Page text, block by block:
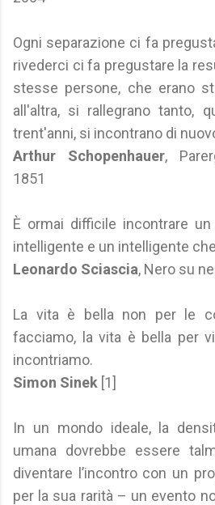
Ogni separazione ci fa
rivederci ci fa pregustare la
stesse persone, che erano
all'altra, si rallegrano tanto,
trent'anni, si incontrano di
Arthur Schopenhauer,
1851
È ormai difficile incontrare
intelligente e un intelligente
Leonardo Sciascia, Nero su
La vita è bella non per le
facciamo, la vita è bella per
incontriamo.
Simon Sinek [1]
In un mondo ideale, la
umana dovrebbe essere
diventare l’incontro con un
per la sua rarità – un evento